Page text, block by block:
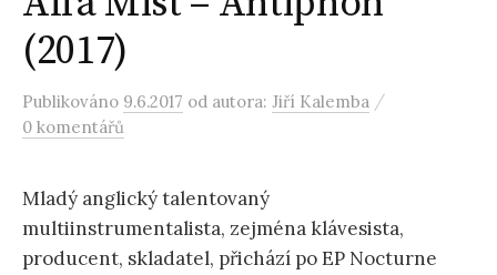
(2017)
Publikováno 9.6.2017 od autora: Jiří Kalemba /
0 komentářů
Mladý anglický talentovaný
multiinstrumentalista, zejména klávesista,
producent, skladatel, přichází po EP Nocturne